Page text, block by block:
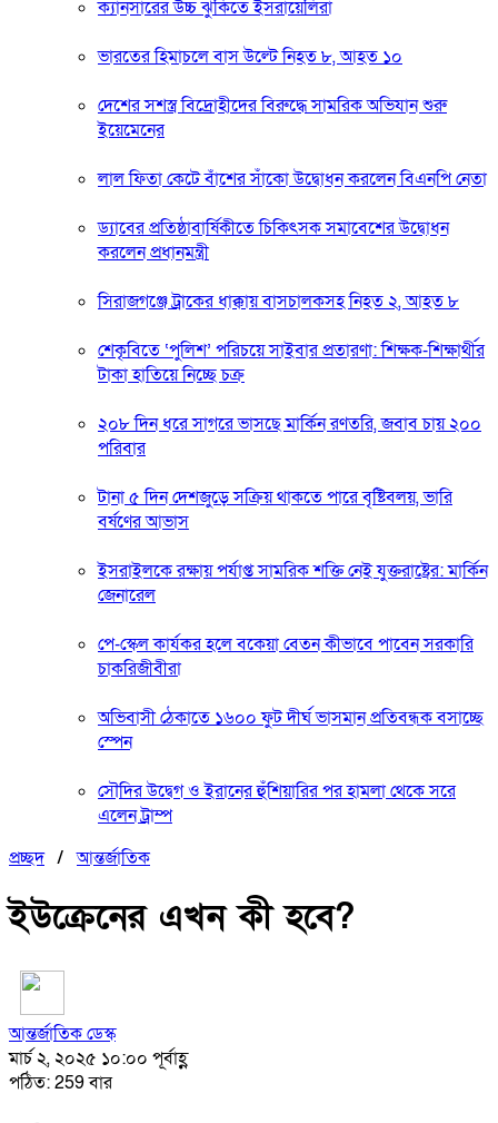
ক্যানসারের উচ্চ ঝুঁকিতে ইসরায়েলিরা
ভারতের হিমাচলে বাস উল্টে নিহত ৮, আহত ১০
দেশের সশস্ত্র বিদ্রোহীদের বিরুদ্ধে সামরিক অভিযান শুরু
ইয়েমেনের
লাল ফিতা কেটে বাঁশের সাঁকো উদ্বোধন করলেন বিএনপি নেতা
ড্যাবের প্রতিষ্ঠাবার্ষিকীতে চিকিৎসক সমাবেশের উদ্বোধন
করলেন প্রধানমন্ত্রী
সিরাজগঞ্জে ট্রাকের ধাক্কায় বাসচালকসহ নিহত ২, আহত ৮
শেকৃবিতে ‘পুলিশ’ পরিচয়ে সাইবার প্রতারণা: শিক্ষক-শিক্ষার্থীর
টাকা হাতিয়ে নিচ্ছে চক্র
২০৮ দিন ধরে সাগরে ভাসছে মার্কিন রণতরি, জবাব চায় ২০০
পরিবার
টানা ৫ দিন দেশজুড়ে সক্রিয় থাকতে পারে বৃষ্টিবলয়, ভারি
বর্ষণের আভাস
ইসরাইলকে রক্ষায় পর্যাপ্ত সামরিক শক্তি নেই যুক্তরাষ্ট্রের: মার্কিন
জেনারেল
পে-স্কেল কার্যকর হলে বকেয়া বেতন কীভাবে পাবেন সরকারি
চাকরিজীবীরা
অভিবাসী ঠেকাতে ১৬০০ ফুট দীর্ঘ ভাসমান প্রতিবন্ধক বসাচ্ছে
স্পেন
সৌদির উদ্বেগ ও ইরানের হুঁশিয়ারির পর হামলা থেকে সরে
এলেন ট্রাম্প
প্রচ্ছদ/আন্তর্জাতিক
ইউক্রেনের এখন কী হবে?
আন্তর্জাতিক ডেস্ক
মার্চ ২, ২০২৫ ১০:০০ পূর্বাহ্ণ
পঠিত: 259 বার